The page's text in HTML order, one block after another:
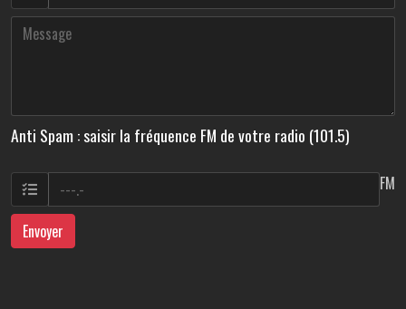
Anti Spam : saisir la fréquence FM de votre radio (101.5)
FM
Envoyer